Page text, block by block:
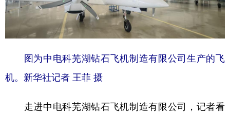
图为中电科芜湖钻石飞机制造有限公司生产的飞
机。新华社记者 王菲 摄
走进中电科芜湖钻石飞机制造有限公司，记者看